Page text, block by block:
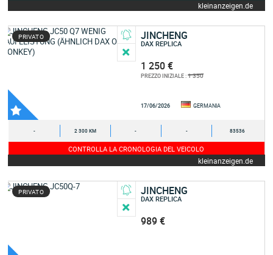
kleinanzeigen.de
PRIVATO JINCHENG
DAX REPLICA
1 250 €
PREZZO INIZIALE :1 350
17/06/2026 GERMANIA
- 2 300 KM - - 83536
CONTROLLA LA CRONOLOGIA DEL VEICOLO
kleinanzeigen.de
PRIVATO JINCHENG
DAX REPLICA
989 €